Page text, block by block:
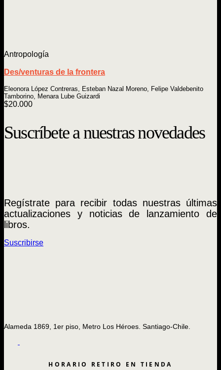
Antropología
Des/venturas de la frontera
Eleonora López Contreras, Esteban Nazal Moreno, Felipe Valdebenito
Tamborino, Menara Lube Guizardi
$20.000
Suscríbete a nuestras novedades
Regístrate para recibir todas nuestras últimas
actualizaciones y noticias de lanzamiento de
libros.
Suscribirse
Alameda 1869, 1er piso, Metro Los Héroes. Santiago-Chile.
HORARIO RETIRO EN TIENDA